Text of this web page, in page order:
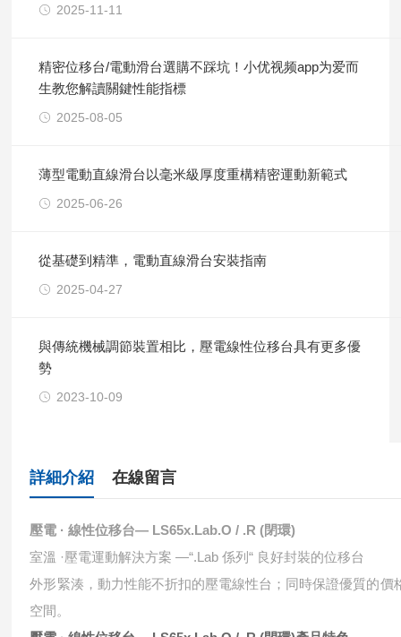
2025-11-11
精密位移台/電動滑台選購不踩坑！小优视频app为爱而
生教您解讀關鍵性能指標
2025-08-05
薄型電動直線滑台以毫米級厚度重構精密運動新範式
2025-06-26
從基礎到精準，電動直線滑台安裝指南
2025-04-27
與傳統機械調節裝置相比，壓電線性位移台具有更多優
勢
2023-10-09
詳細介紹 在線留言
壓電 · 線性位移台— LS65x.Lab.O / .R (閉環)
室溫 ·壓電運動解決⽅案 —“.Lab 係列“ 良好封裝的位移台
外形緊湊，動⼒性能不折扣的壓電線性台；同時保證優質的價
空間。